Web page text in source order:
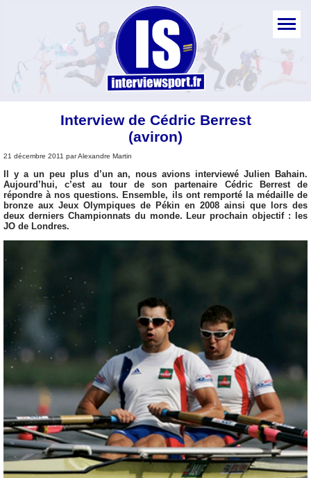
Interview de Cédric Berrest
(aviron)
21 décembre 2011 par Alexandre Martin
Il y a un peu plus d’un an, nous avions interviewé Julien Bahain.
Aujourd’hui, c’est au tour de son partenaire Cédric Berrest de
répondre à nos questions. Ensemble, ils ont remporté la médaille de
bronze aux Jeux Olympiques de Pékin en 2008 ainsi que lors des
deux derniers Championnats du monde. Leur prochain objectif : les
JO de Londres.